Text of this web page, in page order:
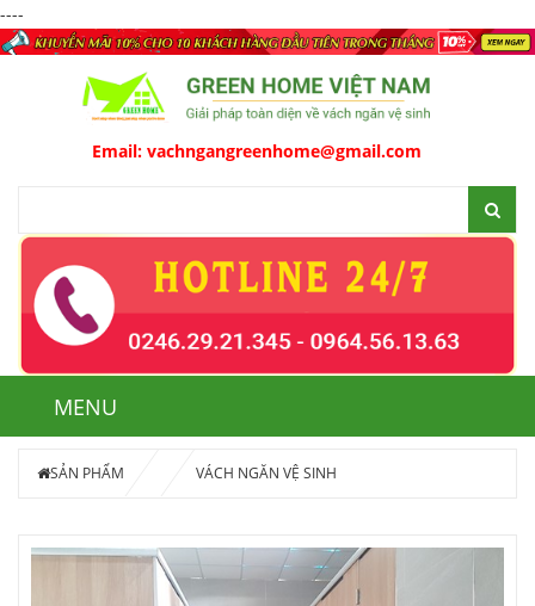
----
vachngangreenhome@gmail.com
MENU
SẢN PHẨM VÁCH NGĂN VỆ SINH